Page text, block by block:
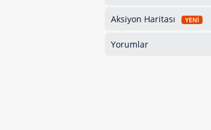
Aksiyon Haritası YENİ
Yorumlar